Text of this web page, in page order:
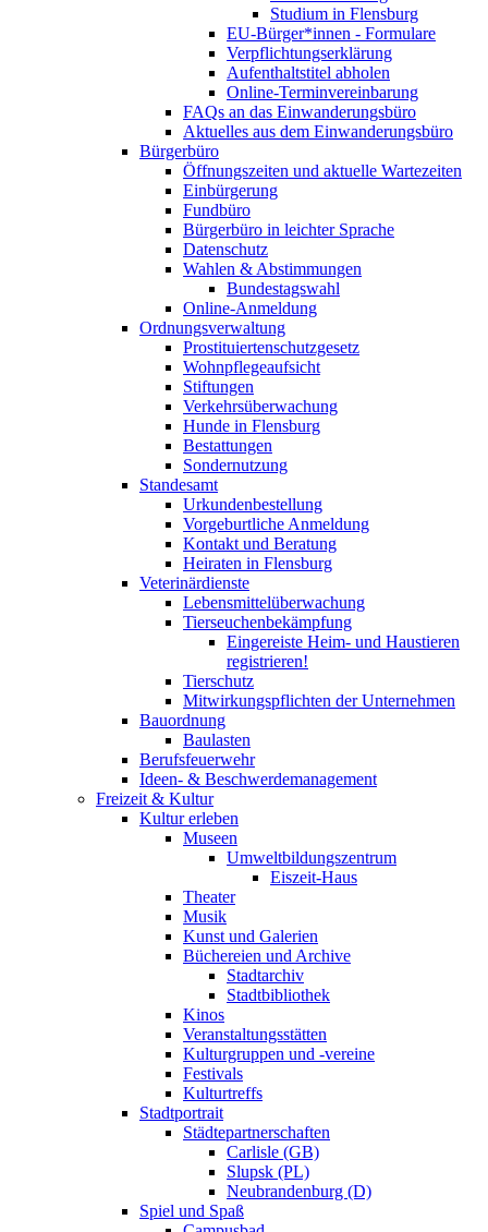
Studium in Flensburg
EU-Bürger*innen - Formulare
Verpflichtungserklärung
Aufenthaltstitel abholen
Online-Terminvereinbarung
FAQs an das Einwanderungsbüro
Aktuelles aus dem Einwanderungsbüro
Bürgerbüro
Öffnungszeiten und aktuelle Wartezeiten
Einbürgerung
Fundbüro
Bürgerbüro in leichter Sprache
Datenschutz
Wahlen & Abstimmungen
Bundestagswahl
Online-Anmeldung
Ordnungsverwaltung
Prostituiertenschutzgesetz
Wohnpflegeaufsicht
Stiftungen
Verkehrsüberwachung
Hunde in Flensburg
Bestattungen
Sondernutzung
Standesamt
Urkundenbestellung
Vorgeburtliche Anmeldung
Kontakt und Beratung
Heiraten in Flensburg
Veterinärdienste
Lebensmittelüberwachung
Tierseuchenbekämpfung
Eingereiste Heim- und Haustieren
registrieren!
Tierschutz
Mitwirkungspflichten der Unternehmen
Bauordnung
Baulasten
Berufsfeuerwehr
Ideen- & Beschwerdemanagement
Freizeit & Kultur
Kultur erleben
Museen
Umweltbildungszentrum
Eiszeit-Haus
Theater
Musik
Kunst und Galerien
Büchereien und Archive
Stadtarchiv
Stadtbibliothek
Kinos
Veranstaltungsstätten
Kulturgruppen und -vereine
Festivals
Kulturtreffs
Stadtportrait
Städtepartnerschaften
Carlisle (GB)
Slupsk (PL)
Neubrandenburg (D)
Spiel und Spaß